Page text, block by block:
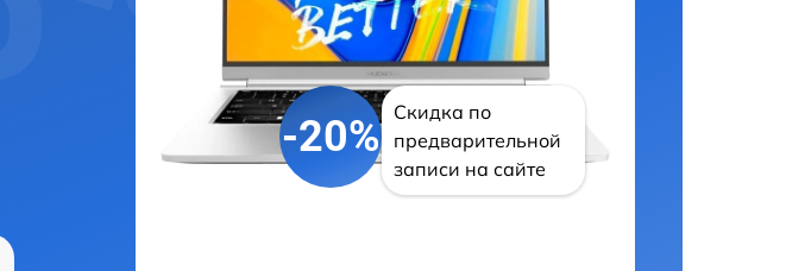
-20%
Скидка по
предварительной
записи на сайте